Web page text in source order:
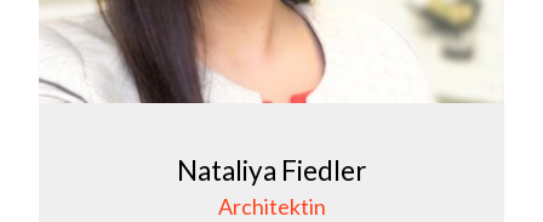
Nataliya Fiedler
Architektin